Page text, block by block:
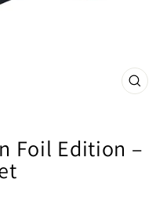
Foil Edition –